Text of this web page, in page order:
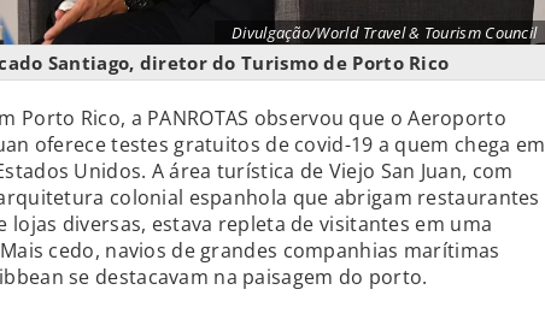
Divulgação/World Travel & Tourism Council
Santiago, diretor do Turismo de Porto Rico
Porto Rico, a PANROTAS observou que o Aeroporto
oferece testes gratuitos de covid-19 a quem chega em
Unidos. A área turística de Viejo San Juan, com
colonial espanhola que abrigam restaurantes
lojas diversas, estava repleta de visitantes em uma
cedo, navios de grandes companhias marítimas
se destacavam na paisagem do porto.